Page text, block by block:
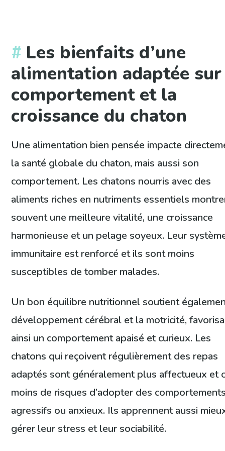
Les bienfaits d’une
alimentation adaptée
comportement et la
croissance du chaton
Une alimentation bien pensée impacte
la santé globale du chaton, mais aussi son
comportement. Les chatons nourris avec des
aliments riches en nutriments essentiels
souvent une meilleure vitalité, une croissance
harmonieuse et un pelage soyeux. Leur
immunitaire est renforcé et ils sont moins
susceptibles de tomber malades.
Un bon équilibre nutritionnel soutient
développement cérébral et la motricité,
ainsi un comportement apaisé et curieux. Les
chatons qui reçoivent régulièrement des repas
adaptés sont généralement plus affectueux et
moins de risques d’adopter des
agressifs ou anxieux. Ils apprennent aussi
gérer leur stress et leur sociabilité.